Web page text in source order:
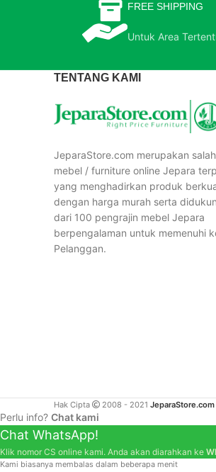
FREE SHIPPING
Untuk Area
TENTANG KAMI
JeparaStore.com merupakan
mebel / furniture online Jepara
yang menghadirkan produk
dengan harga murah serta
dari 100 pengrajin mebel Jepara
berpengalaman untuk memenuhi
Pelanggan.
Hak Cipta 2008 - 2021 JeparaStore.com
Perlu info? Chat kami
Chat WhatsApp!
Klik nomor CS online kami. Anda akan diarahkan ke
Kami biasanya membalas dalam beberapa menit